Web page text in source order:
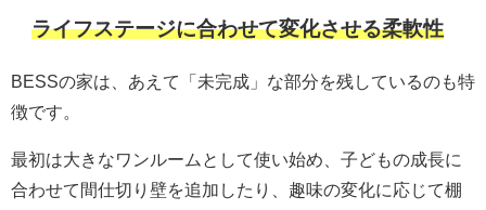
ライフステージに合わせて変化させる柔軟性
BESSの家は、あえて「未完成」な部分を残しているのも特
徴です。
最初は大きなワンルームとして使い始め、子どもの成長に
合わせて間仕切り壁を追加したり、趣味の変化に応じて棚